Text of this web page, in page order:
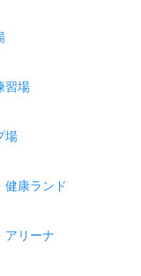
習場
場
健康ランド
アリーナ